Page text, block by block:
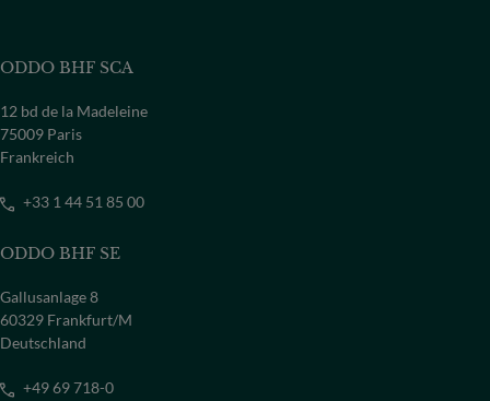
ODDO BHF SCA
12 bd de la Madeleine
75009 Paris
Frankreich
+33 1 44 51 85 00
ODDO BHF SE
Gallusanlage 8
60329 Frankfurt/M
Deutschland
+49 69 718-0